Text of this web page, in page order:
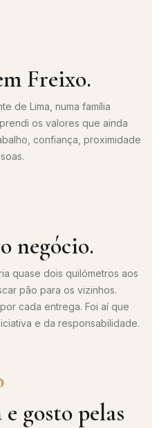
Freixo.
de Lima, numa família
os valores que ainda
confiança, proximidade
negócio.
quase dois quilómetros aos
pão para os vizinhos.
cada entrega. Foi aí que
e da responsabilidade.
gosto pelas